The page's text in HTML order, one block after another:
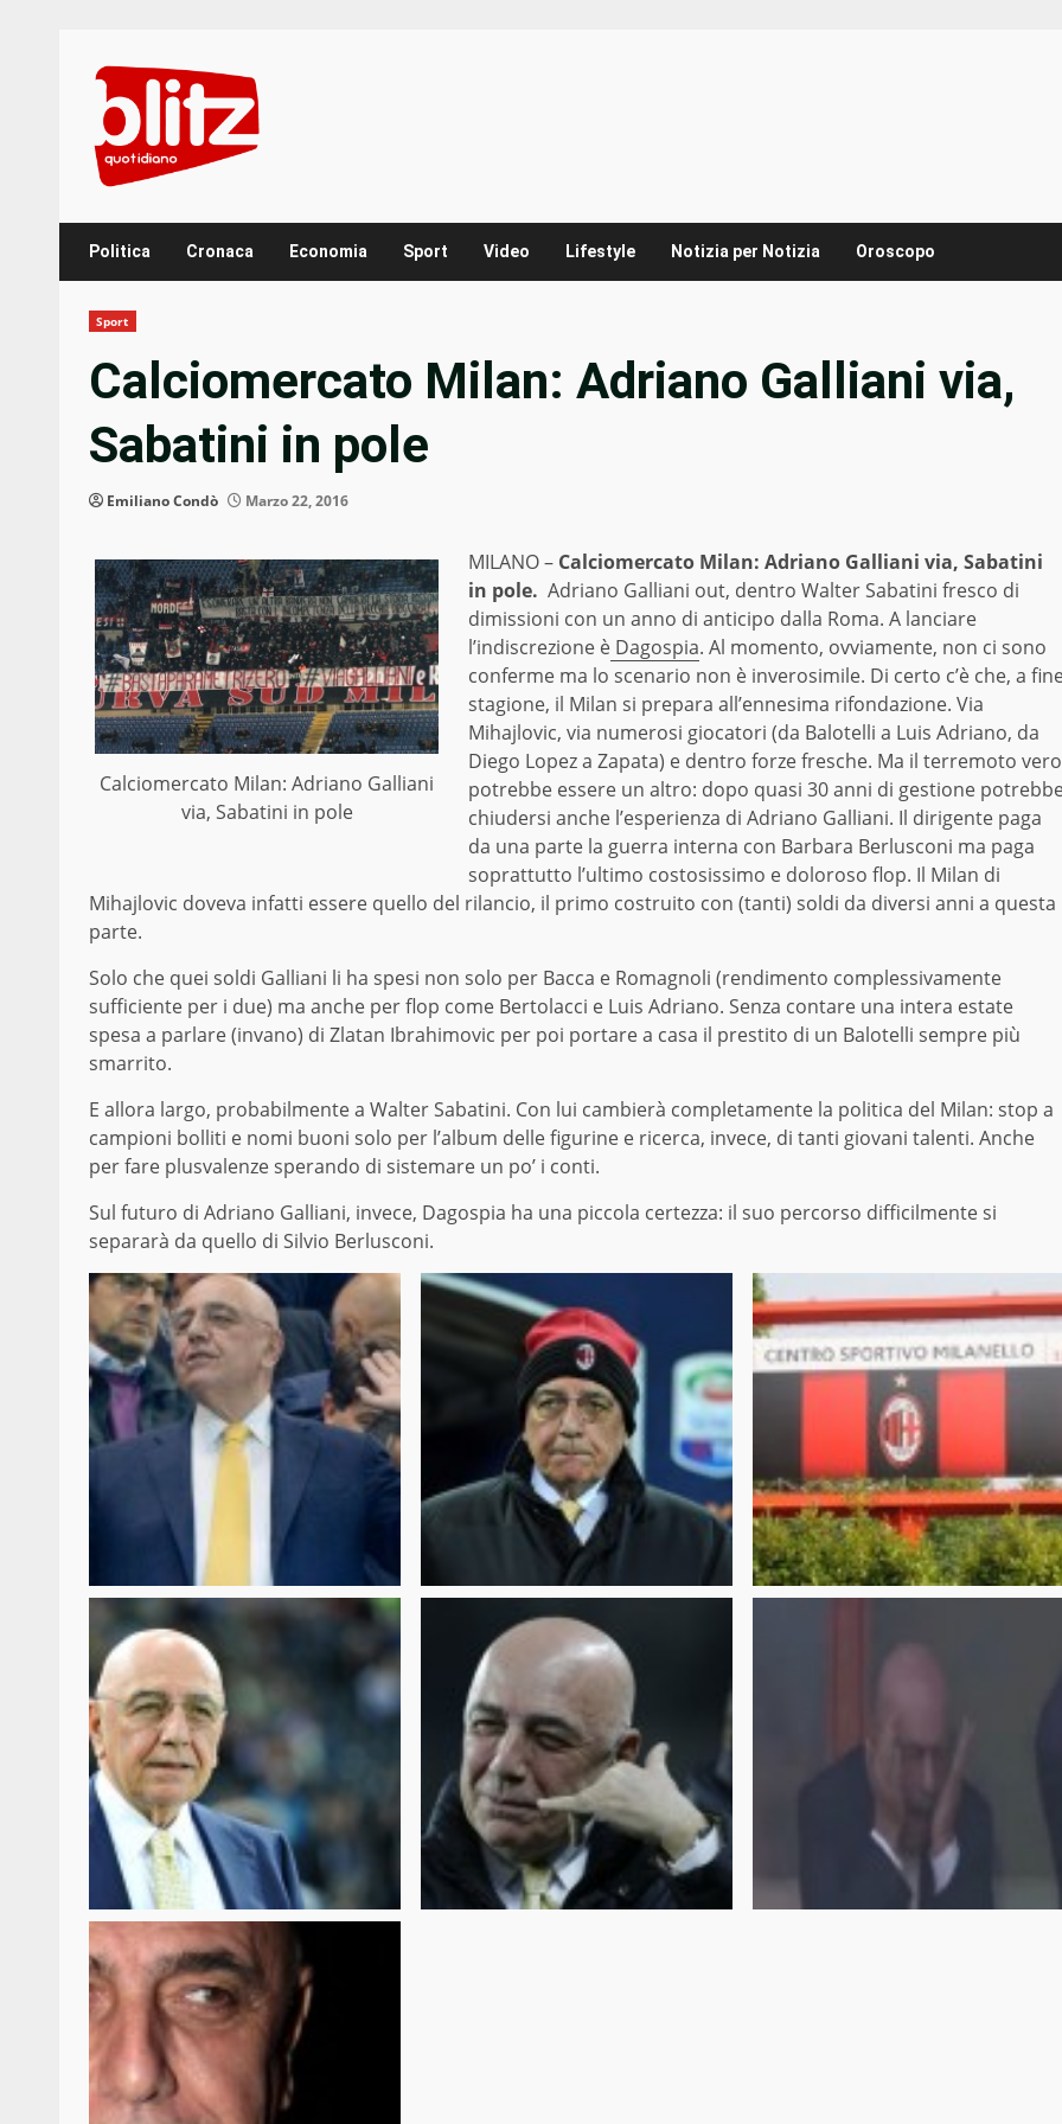
content
Politica Cronaca Economia Sport Video Lifestyle Notizia per Notizia Oroscopo
Sport
Calciomercato Milan: Adriano Galliani via,
Sabatini in pole
Emiliano Condò Marzo 22, 2016
Calciomercato Milan: Adriano Galliani
via, Sabatini in pole
MILANO – Calciomercato Milan: Adriano Galliani via, Sabatini
in pole. Adriano Galliani out, dentro Walter Sabatini fresco di
dimissioni con un anno di anticipo dalla Roma. A lanciare
l’indiscrezione è Dagospia. Al momento, ovviamente, non ci sono
conferme ma lo scenario non è inverosimile. Di certo c’è che, a
stagione, il Milan si prepara all’ennesima rifondazione. Via
Mihajlovic, via numerosi giocatori (da Balotelli a Luis Adriano, da
Diego Lopez a Zapata) e dentro forze fresche. Ma il terremoto vero
potrebbe essere un altro: dopo quasi 30 anni di gestione
chiudersi anche l’esperienza di Adriano Galliani. Il dirigente paga
da una parte la guerra interna con Barbara Berlusconi ma paga
soprattutto l’ultimo costosissimo e doloroso flop. Il Milan di
Mihajlovic doveva infatti essere quello del rilancio, il primo costruito con (tanti) soldi da diversi anni a questa
parte.
Solo che quei soldi Galliani li ha spesi non solo per Bacca e Romagnoli (rendimento complessivamente
sufficiente per i due) ma anche per flop come Bertolacci e Luis Adriano. Senza contare una intera estate
spesa a parlare (invano) di Zlatan Ibrahimovic per poi portare a casa il prestito di un Balotelli sempre più
smarrito.
E allora largo, probabilmente a Walter Sabatini. Con lui cambierà completamente la politica del Milan: stop a
campioni bolliti e nomi buoni solo per l’album delle figurine e ricerca, invece, di tanti giovani talenti. Anche
per fare plusvalenze sperando di sistemare un po’ i conti.
Sul futuro di Adriano Galliani, invece, Dagospia ha una piccola certezza: il suo percorso difficilmente si
separarà da quello di Silvio Berlusconi.